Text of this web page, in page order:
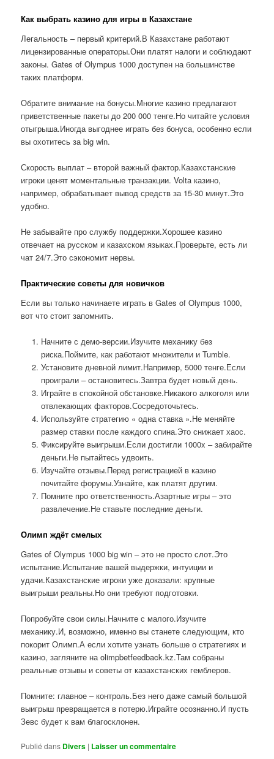
Как выбрать казино для игры в Казахстане
Легальность – первый критерий.В Казахстане работают
лицензированные операторы.Они платят налоги и соблюдают
законы. Gates of Olympus 1000 доступен на большинстве
таких платформ.
Обратите внимание на бонусы.Многие казино предлагают
приветственные пакеты до 200 000 тенге.Но читайте условия
отыгрыша.Иногда выгоднее играть без бонуса, особенно если
вы охотитесь за big win.
Скорость выплат – второй важный фактор.Казахстанские
игроки ценят моментальные транзакции. Volta казино,
например, обрабатывает вывод средств за 15-30 минут.Это
удобно.
Не забывайте про службу поддержки.Хорошее казино
отвечает на русском и казахском языках.Проверьте, есть ли
чат 24/7.Это сэкономит нервы.
Практические советы для новичков
Если вы только начинаете играть в Gates of Olympus 1000,
вот что стоит запомнить.
Начните с демо-версии.Изучите механику без
риска.Поймите, как работают множители и Tumble.
Установите дневной лимит.Например, 5000 тенге.Если
проиграли – остановитесь.Завтра будет новый день.
Играйте в спокойной обстановке.Никакого алкоголя или
отвлекающих факторов.Сосредоточьтесь.
Используйте стратегию « одна ставка ».Не меняйте
размер ставки после каждого спина.Это снижает хаос.
Фиксируйте выигрыши.Если достигли 1000x – забирайте
деньги.Не пытайтесь удвоить.
Изучайте отзывы.Перед регистрацией в казино
почитайте форумы.Узнайте, как платят другим.
Помните про ответственность.Азартные игры – это
развлечение.Не ставьте последние деньги.
Олимп ждёт смелых
Gates of Olympus 1000 big win – это не просто слот.Это
испытание.Испытание вашей выдержки, интуиции и
удачи.Казахстанские игроки уже доказали: крупные
выигрыши реальны.Но они требуют подготовки.
Попробуйте свои силы.Начните с малого.Изучите
механику.И, возможно, именно вы станете следующим, кто
покорит Олимп.А если хотите узнать больше о стратегиях и
казино, загляните на olimpbetfeedback.kz.Там собраны
реальные отзывы и советы от казахстанских гемблеров.
Помните: главное – контроль.Без него даже самый большой
выигрыш превращается в потерю.Играйте осознанно.И пусть
Зевс будет к вам благосклонен.
Publié dans Divers | Laisser un commentaire